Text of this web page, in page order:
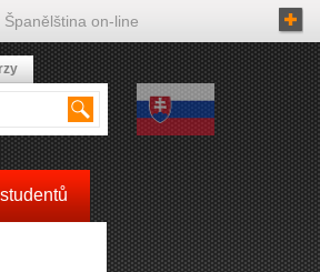
Španělština on-line